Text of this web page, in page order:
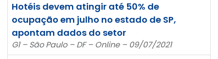
Hotéis devem atingir até 50% de
ocupação em julho no estado de SP,
apontam dados do setor
G1 – São Paulo – DF – Online – 09/07/2021